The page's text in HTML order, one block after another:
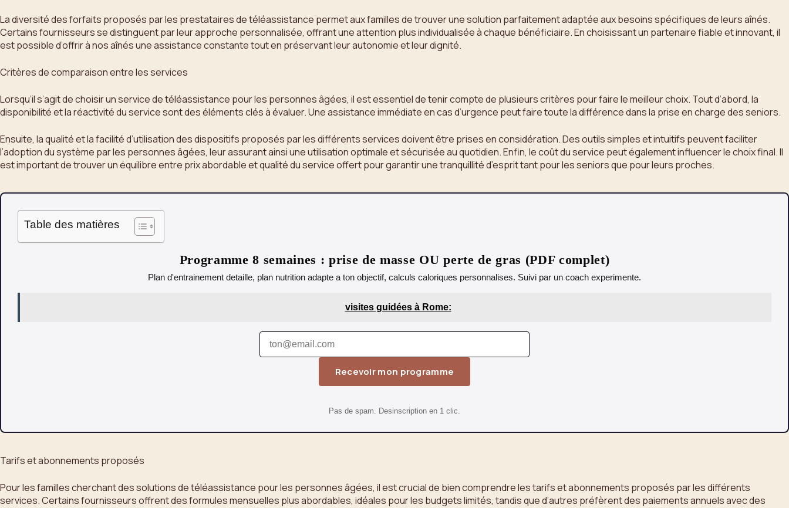
La diversité des forfaits proposés par les prestataires de téléassistance permet aux familles de trouver une solution parfaitement adaptée aux besoins spécifiques de leurs aînés.
Certains fournisseurs se distinguent par leur approche personnalisée, offrant une attention plus individualisée à chaque bénéficiaire. En choisissant un partenaire fiable et innovant, il
est possible d’offrir à nos aînés une assistance constante tout en préservant leur autonomie et leur dignité.
Critères de comparaison entre les services
Lorsqu’il s’agit de choisir un service de téléassistance pour les personnes âgées, il est essentiel de tenir compte de plusieurs critères pour faire le meilleur choix. Tout d’abord, la
disponibilité et la réactivité du service sont des éléments clés à évaluer. Une assistance immédiate en cas d’urgence peut faire toute la différence dans la prise en charge des seniors.
Ensuite, la qualité et la facilité d’utilisation des dispositifs proposés par les différents services doivent être prises en considération. Des outils simples et intuitifs peuvent faciliter
l’adoption du système par les personnes âgées, leur assurant ainsi une utilisation optimale et sécurisée au quotidien. Enfin, le coût du service peut également influencer le choix final. Il
est important de trouver un équilibre entre prix abordable et qualité du service offert pour garantir une tranquillité d’esprit tant pour les seniors que pour leurs proches.
Table des matières
Programme 8 semaines : prise de masse OU perte de gras (PDF complet)
Plan d'entrainement detaille, plan nutrition adapte a ton objectif, calculs caloriques personnalises. Suivi par un coach experimente.
visites guidées à Rome:
Recevoir mon programme
Pas de spam. Desinscription en 1 clic.
Tarifs et abonnements proposés
Pour les familles cherchant des solutions de téléassistance pour les personnes âgées, il est crucial de bien comprendre les tarifs et abonnements proposés par les différents
services. Certains fournisseurs offrent des formules mensuelles plus abordables, idéales pour les budgets limités, tandis que d’autres préfèrent des paiements annuels avec des